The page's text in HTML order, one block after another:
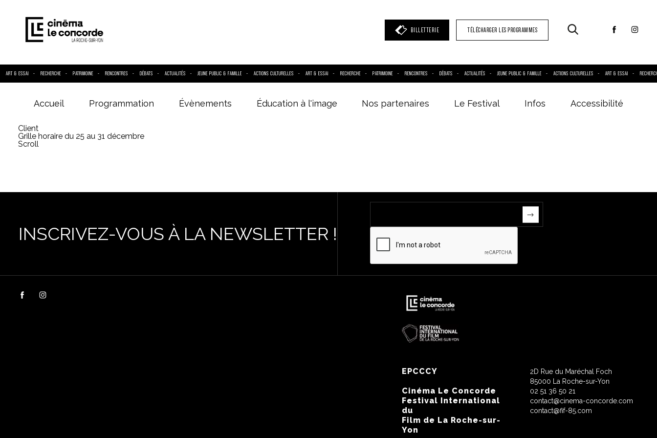
BILLETTERIE TÉLÉCHARGER LES PROGRAMMES
ART & ESSAI RECHERCHE PATRIMOINE RENCONTRES DÉBATS ACTUALITÉS JEUNE PUBLIC & FAMILLE ACTIONS CULTURELLES ART & ESSAI RECHERCHE PATRIMOINE RENCONTRES DÉBATS ACTUALITÉS JEUNE PUBLIC & FAMILLE ACTIONS CULTURELLES ART & ESSAI
Accueil Programmation Évènements Éducation à l'image Nos partenaires Le Festival Infos Accessibilité
Client
Grille horaire du 25 au 31 décembre
Scroll
INSCRIVEZ-VOUS À LA NEWSLETTER !
EPCCCY
Cinéma Le Concorde
Festival International
du
Film de La Roche-sur-
Yon
2D Rue du Maréchal Foch
85000 La Roche-sur-Yon
02 51 36 50 21
contact@cinema-concorde.com
contact@fif-85.com